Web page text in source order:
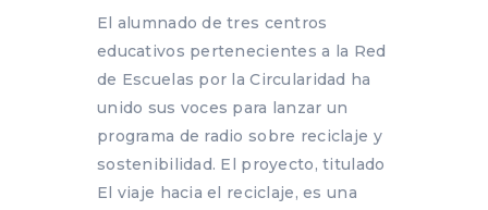
El alumnado de tres centros
educativos pertenecientes a la Red
de Escuelas por la Circularidad ha
unido sus voces para lanzar un
programa de radio sobre reciclaje y
sostenibilidad. El proyecto, titulado
El viaje hacia el reciclaje, es una